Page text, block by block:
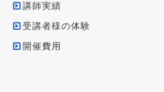
講師実績
受講者様の体験
開催費用